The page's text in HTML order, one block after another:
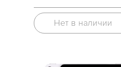
Нет в наличии